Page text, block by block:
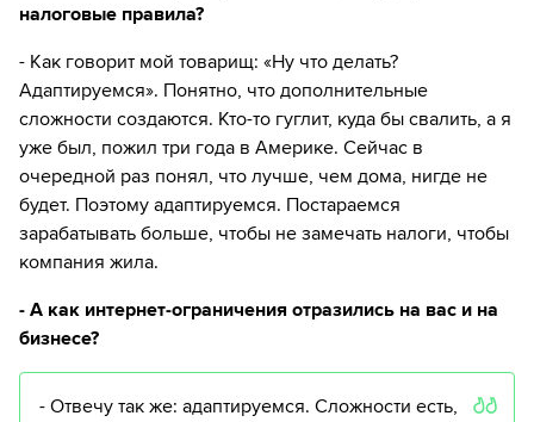
налоговые правила?
- Как говорит мой товарищ: «Ну что делать?
Адаптируемся». Понятно, что дополнительные
сложности создаются. Кто-то гуглит, куда бы свалить, а я
уже был, пожил три года в Америке. Сейчас в
очередной раз понял, что лучше, чем дома, нигде не
будет. Поэтому адаптируемся. Постараемся
зарабатывать больше, чтобы не замечать налоги, чтобы
компания жила.
- А как интернет-ограничения отразились на вас и на
бизнесе?
- Отвечу так же: адаптируемся. Сложности есть,